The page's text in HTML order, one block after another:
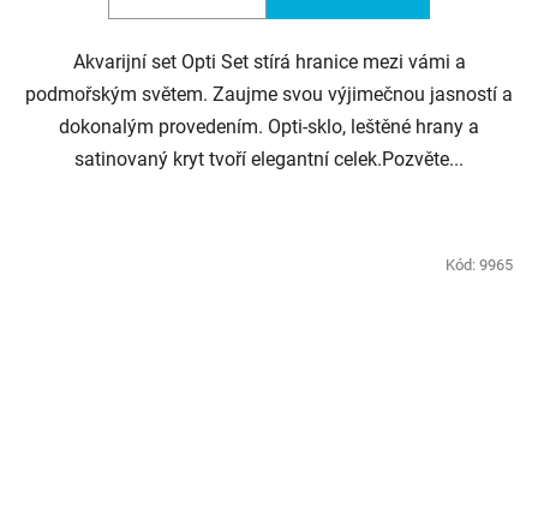
Akvarijní set Opti Set stírá hranice mezi vámi a
podmořským světem. Zaujme svou výjimečnou jasností a
dokonalým provedením. Opti-sklo, leštěné hrany a
satinovaný kryt tvoří elegantní celek.Pozvěte...
Kód: 9965